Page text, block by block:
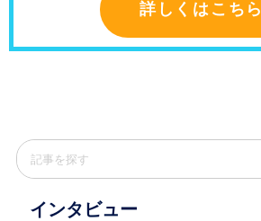
詳しくはこちら
インタビュー